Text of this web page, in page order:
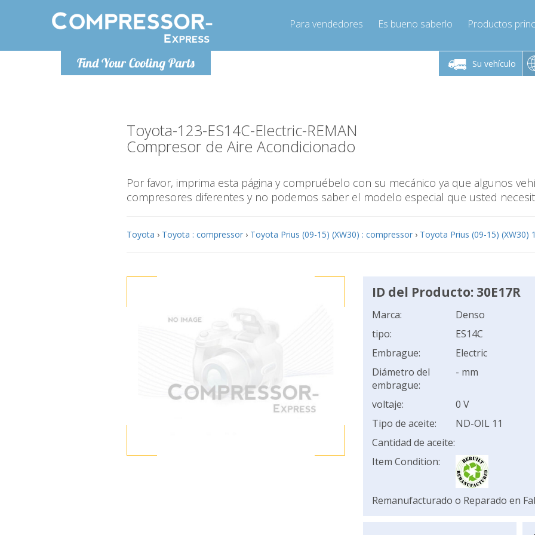
Find Your Cooling Parts
Para vendedores Es bueno saberlo Productos
Su vehículo
De lunes a viernes de 9:00 a
16:00
Info@compressor-express.es
De lunes a viernes de 9:00 a De lunes a viernes de 9:00 a
16:00
Info@compressor-express.es
De lunes a
Toyota-123-ES14C-Electric-REMAN
Compresor de Aire Acondicionado
Por favor, imprima esta página y compruébelo con su mecánico ya que algunos
compresores diferentes y no podemos saber el modelo especial que usted
Toyota › Toyota : compressor › Toyota Prius (09-15) (XW30) : compressor › Toyota Prius (09-15) (XW30)
ID del Producto: 30E17R
Marca:
Denso
tipo:
ES14C
Embrague:
Electric
Diámetro del
embrague:
- mm
voltaje:
0 V
Tipo de aceite:
ND-OIL 11
Cantidad de aceite:
Item Condition:
Remanufacturado o Reparado en